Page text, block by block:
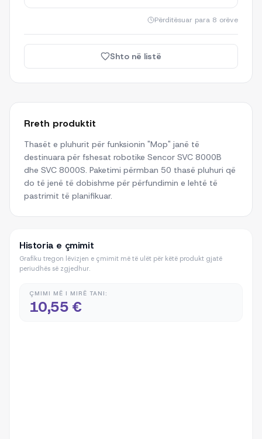
Përditësuar para 8 orëve
Shto në listë
Rreth produktit
Thasët e pluhurit për funksionin "Mop" janë të
destinuara për fshesat robotike Sencor SVC 8000B
dhe SVC 8000S. Paketimi përmban 50 thasë pluhuri që
do të jenë të dobishme për përfundimin e lehtë të
pastrimit të planifikuar.
Historia e çmimit
Grafiku tregon lëvizjen e çmimit më të ulët për këtë produkt gjatë
periudhës së zgjedhur.
ÇMIMI MË I MIRË TANI:
10,55 €